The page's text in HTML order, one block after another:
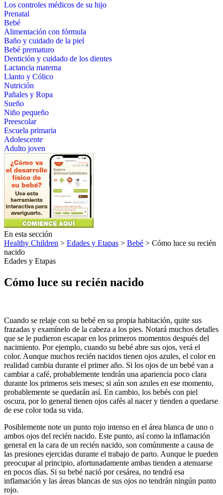
Los controles médicos de su hijo
Prenatal
Bebé
Alimentación con fórmula
Baño y cuidado de la piel
Bebé prematuro
Dentición y cuidado de los dientes
Lactancia materna
Llanto y Cólico
Nutrición
Pañales y Ropa
Sueño
Niño pequeño
Preescolar
Escuela primaria
Adolescente
Adulto joven
En esta sección
Healthy Children > Edades y Etapas > Bebé > Cómo luce su recién
nacido
Edades y Etapas
Cómo luce su recién nacido
Cuando se relaje con su bebé en su propia habitación, quite sus
frazadas y examínelo de la cabeza a los pies. Notará muchos detalles
que se le pudieron escapar en los primeros momentos después del
nacimiento. Por ejemplo, cuando su bebé abre sus ojos, verá el
color. Aunque muchos recién nacidos tienen ojos azules, el color en
realidad cambia durante el primer año. Si los ojos de un bebé van a
cambiar a café, probablemente tendrán una apariencia poco clara
durante los primeros seis meses; si aún son azules en ese momento,
probablemente se quedarán así. En cambio, los bebés con piel
oscura, por lo general tienen ojos cafés al nacer y tienden a quedarse
de ese color toda su vida.
Posiblemente note un punto rojo intenso en el área blanca de uno o
ambos ojos del recién nacido. Este punto, así como la inflamación
general en la cara de un recién nacido, son comúnmente a causa de
las presiones ejercidas durante el trabajo de parto. Aunque le pueden
preocupar al principio, afortunadamente ambas tienden a atenuarse
en pocos días. Si su bebé nació por cesárea, no tendrá esa
inflamación y las áreas blancas de sus ojos no tendrán ningún punto
rojo.